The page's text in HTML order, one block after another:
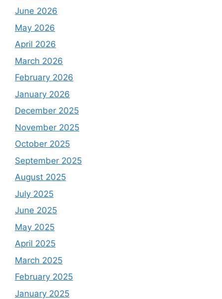
June 2026
May 2026
April 2026
March 2026
February 2026
January 2026
December 2025
November 2025
October 2025
September 2025
August 2025
July 2025
June 2025
May 2025
April 2025
March 2025
February 2025
January 2025